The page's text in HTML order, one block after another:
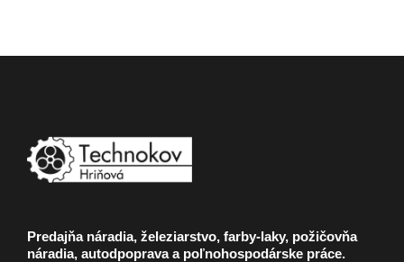
Predajňa náradia, železiarstvo, farby-laky, požičovňa
náradia, autodpoprava a poľnohospodárske práce.